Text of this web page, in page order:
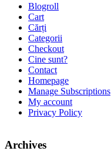
Blogroll
Cart
Cărți
Categorii
Checkout
Cine sunt?
Contact
Homepage
Manage Subscriptions
My account
Privacy Policy
Archives